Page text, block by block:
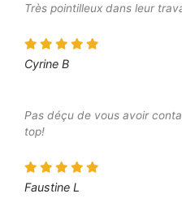
Très pointilleux dans leur
Cyrine B
Pas déçu de vous avoir
top!
Faustine L